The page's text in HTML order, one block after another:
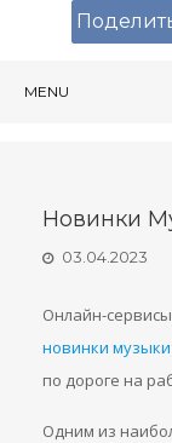
MENU
Новинки
03.04.2023
Онлайн-
новинки музыки
по дороге на
Одним из